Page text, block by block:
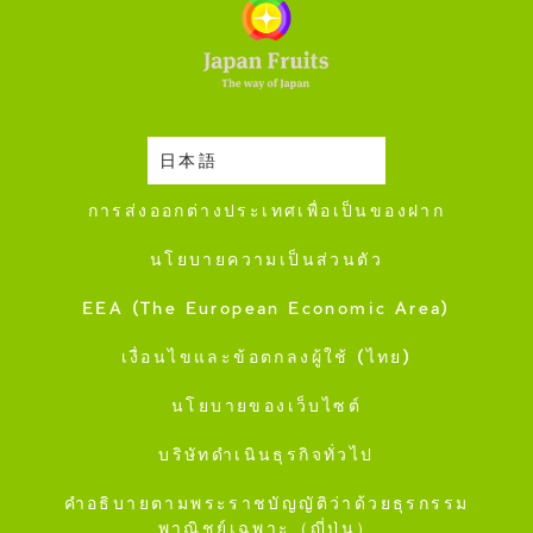
日本語
ปฎิทินการเก็บเกี่ยว
การส่งออกต่างประเทศเพื่อเป็นของฝาก
นโยบายความเป็นส่วนตัว
EEA (The European Economic Area)
เงื่อนไขและข้อตกลงผู้ใช้ (ไทย)
นโยบายของเว็บไซต์
บริษัทดำเนินธุรกิจทั่วไป
คำอธิบายตามพระราชบัญญัติว่าด้วยธุรกรรม